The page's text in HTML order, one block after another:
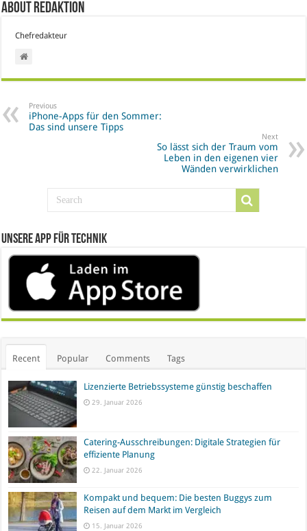
About Redaktion
Chefredakteur
Previous
iPhone-Apps für den Sommer:
Das sind unsere Tipps
Next
So lässt sich der Traum vom
Leben in den eigenen vier
Wänden verwirklichen
Unsere App für Technik
Recent Popular Comments Tags
Lizenzierte Betriebssysteme günstig beschaffen
29. Januar 2026
Catering-Ausschreibungen: Digitale Strategien für
effiziente Planung
22. Januar 2026
Kompakt und bequem: Die besten Buggys zum
Reisen auf dem Markt im Vergleich
15. Januar 2026